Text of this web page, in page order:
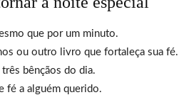
que por um minuto.
ou outro livro que fortaleça sua fé.
bênçãos do dia.
fé a alguém querido.